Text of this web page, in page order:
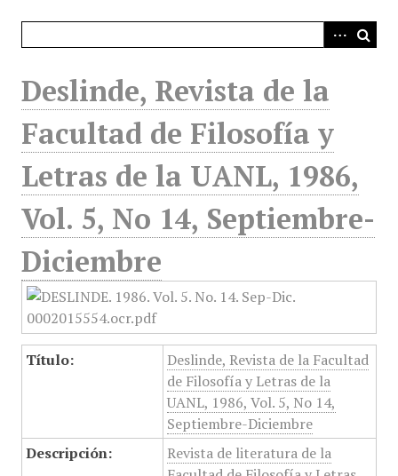
Deslinde, Revista de la
Facultad de Filosofía y
Letras de la UANL, 1986,
Vol. 5, No 14, Septiembre-
Diciembre
Título:
Deslinde, Revista de la Facultad
de Filosofía y Letras de la
UANL, 1986, Vol. 5, No 14,
Septiembre-Diciembre
Descripción:
Revista de literatura de la